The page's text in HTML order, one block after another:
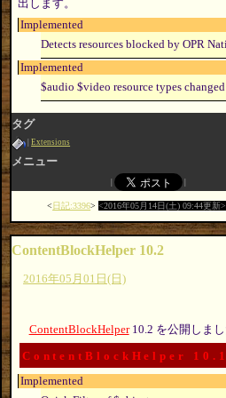
出します。
Implemented
Detects resources blocked by OPR
Implemented
$audio $video resource types
タグ
Extensions
メニュー
日記:3396 2016年05月14日(土) 09:44更新
ContentBlockHelper 10.2
2016年05月01日(日)
ContentBlockHelper10.2 を公開しまし
ContentBlockHelper 10.1
Implemented